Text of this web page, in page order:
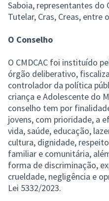
Saboia, representantes do
Tutelar, Cras, Creas, entre
O Conselho
O CMDCAC foi instituído
órgão deliberativo,
controlador da política
criança e Adolescente do
conselho tem por
jovens, com prioridade, a
vida, saúde, educação,
cultura, dignidade,
familiar e comunitária,
forma de discriminação,
crueldade, negligência e
Lei 5332/2023.